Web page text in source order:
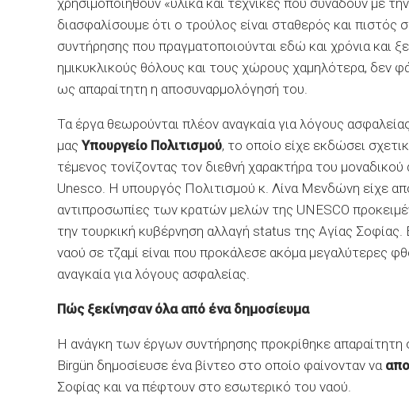
χρησιμοποιηθούν «υλικά και τεχνικές που συνάδουν με
διασφαλίσουμε ότι ο τρούλος είναι σταθερός και
συντήρησης που πραγματοποιούνται εδώ και χρόνια και
ημικυκλικούς θόλους και τους χώρους χαμηλότερα, δεν
ως απαραίτητη η αποσυναρμολόγησή του.
Τα έργα θεωρούνται πλέον αναγκαία για λόγους
μας Υπουργείο Πολιτισμού, το οποίο είχε εκδώσει
τέμενος τονίζοντας τον διεθνή χαρακτήρα του
Unesco. Η υπουργός Πολιτισμού κ. Λίνα Μενδώνη είχε
αντιπροσωπίες των κρατών μελών της UNESCO
την τουρκική κυβέρνηση αλλαγή status της Αγίας
ναού σε τζαμί είναι που προκάλεσε ακόμα μεγαλύτερες
αναγκαία για λόγους ασφαλείας.
Πώς ξεκίνησαν όλα από ένα δημοσίευμα
Η ανάγκη των έργων συντήρησης προκρίθηκε
Birgün δημοσίευσε ένα βίντεο στο οποίο φαίνονταν να
Σοφίας και να πέφτουν στο εσωτερικό του ναού.